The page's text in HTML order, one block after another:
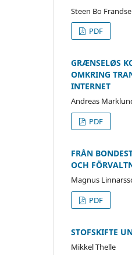
Steen Bo
PDF
GRÆNSELØS
OMKRING
INTERNET
Andreas
PDF
FRÅN
OCH
Magnus
PDF
STOFSKIFTE
Mikkel Thelle